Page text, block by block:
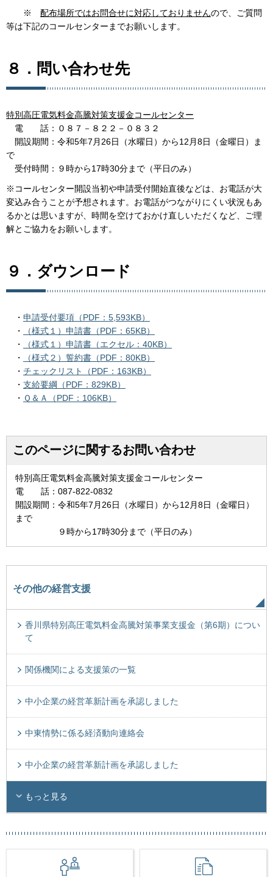
※ 配布場所ではお問合せに対応しておりませんので、ご質問
等は下記のコールセンターまでお願いします。
８．問い合わせ先
特別高圧電気料金高騰対策支援金コールセンター
電 話：０８７－８２２－０８３２
開設期間：令和5年7月26日（水曜日）から12月8日（金曜日）ま
で
受付時間：９時から17時30分まで（平日のみ）
※コールセンター開設当初や申請受付開始直後などは、お電話が大
変込み合うことが予想されます。お電話がつながりにくい状況もあ
るかとは思いますが、時間を空けておかけ直しいただくなど、ご理
解とご協力をお願いします。
９．ダウンロード
・ 申請受付要項（PDF：5,593KB）
・
（様式１）申請書（PDF：65KB）
・
（様式１）申請書（エクセル：40KB）
・
（様式２）誓約書（PDF：80KB）
・ チェックリスト（PDF：163KB）
・ 支給要綱（PDF：829KB）
・ Ｑ＆Ａ（PDF：106KB）
このページに関するお問い合わせ
特別高圧電気料金高騰対策支援金コールセンター
電 話：087-822-0832
開設期間：令和5年7月26日（水曜日）から12月8日（金曜日）
まで
９時から17時30分まで（平日のみ）
その他の経営支援
香川県特別高圧電気料金高騰対策事業支援金（第6期）につい
て
関係機関による支援策の一覧
中小企業の経営革新計画を承認しました
中東情勢に係る経済動向連絡会
中小企業の経営革新計画を承認しました
もっと見る